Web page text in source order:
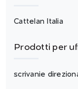
Cattelan Italia
Prodotti per
scrivanie